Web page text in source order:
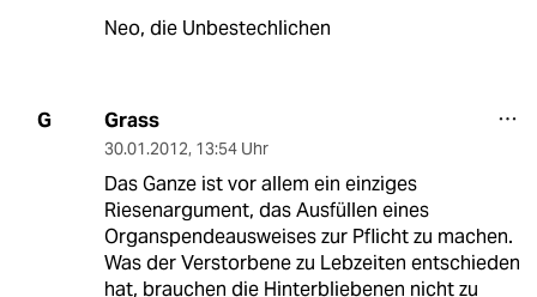
Neo, die Unbestechlichen
G Grass
30.01.2012, 13:54 Uhr
Das Ganze ist vor allem ein einziges
Riesenargument, das Ausfüllen eines
Organspendeausweises zur Pflicht zu machen.
Was der Verstorbene zu Lebzeiten entschieden
hat, brauchen die Hinterbliebenen nicht zu